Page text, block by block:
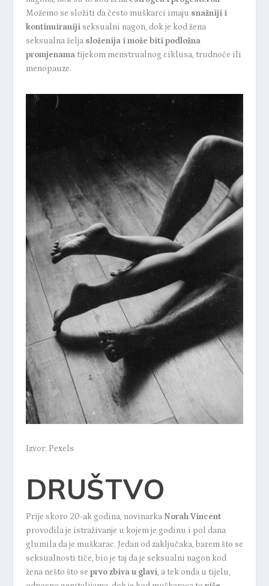
Možemo se složiti da često muškarci imaju snažniji i
kontinuiranijiseksualni nagon, dok je kod žena
seksualna želja složenija i može biti podložna
promjenamatijekom menstrualnog ciklusa, trudnoće ili
menopauze.
Izvor: Pexels
DRUŠTVO
Prije skoro 20-ak godina, novinarka Norah Vincent
provodila je istraživanje u kojem je godinu i pol dana
glumila da je muškarac. Jedan od zaključaka, barem što se
seksualnosti tiče, bio je taj da je seksualni nagon kod
žena nešto što se prvo zbiva u glavi, a tek onda u tijelu,